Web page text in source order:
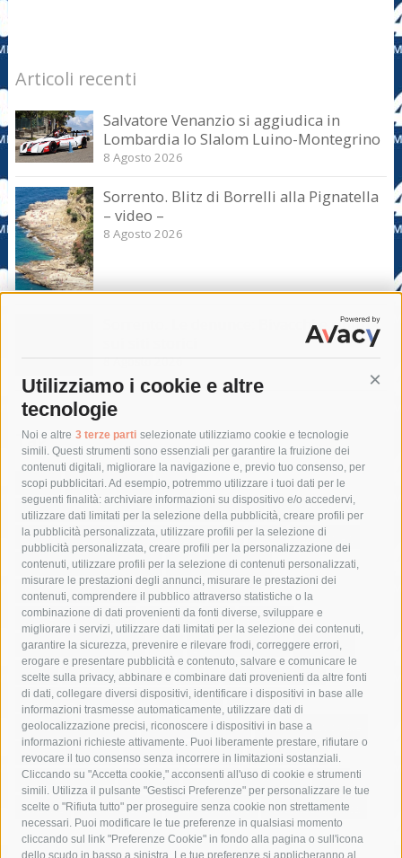
Utilizziamo i cookie e altre
tecnologie
Noi e altre 3 terze parti selezionate utilizziamo cookie e tecnologie
simili. Questi strumenti sono essenziali per garantire la fruizione dei
contenuti digitali, migliorare la navigazione e, previo tuo consenso, per
scopi pubblicitari. Ad esempio, potremmo utilizzare i tuoi dati per le
seguenti finalità: archiviare informazioni su dispositivo e/o accedervi,
utilizzare dati limitati per la selezione della pubblicità, creare profili per
la pubblicità personalizzata, utilizzare profili per la selezione di
pubblicità personalizzata, creare profili per la personalizzazione dei
contenuti, utilizzare profili per la selezione di contenuti personalizzati,
misurare le prestazioni degli annunci, misurare le prestazioni dei
contenuti, comprendere il pubblico attraverso statistiche o la
combinazione di dati provenienti da fonti diverse, sviluppare e
migliorare i servizi, utilizzare dati limitati per la selezione dei contenuti,
garantire la sicurezza, prevenire e rilevare frodi, correggere errori,
erogare e presentare pubblicità e contenuto, salvare e comunicare le
scelte sulla privacy, abbinare e combinare dati provenienti da altre fonti
di dati, collegare diversi dispositivi, identificare i dispositivi in base alle
informazioni trasmesse automaticamente, utilizzare dati di
geolocalizzazione precisi, riconoscere i dispositivi in base a
informazioni richieste attivamente. Puoi liberamente prestare, rifiutare o
revocare il tuo consenso senza incorrere in limitazioni sostanziali.
Cliccando su "Accetta cookie," acconsenti all'uso di cookie e strumenti
simili. Utilizza il pulsante "Gestisci Preferenze" per personalizzare le tue
scelte o "Rifiuta tutto" per proseguire senza cookie non strettamente
necessari. Puoi modificare le tue preferenze in qualsiasi momento
cliccando sul link "Preferenze Cookie" in fondo alla pagina o sull'icona
dello scudo in basso a sinistra. Le tue preferenze si applicheranno al
Articoli recenti
Salvatore Venanzio si aggiudica in
Lombardia lo Slalom Luino-Montegrino
8 Agosto 2026
Sorrento. Blitz di Borrelli alla Pignatella
– video –
8 Agosto 2026
Sorrento. Le denunce: Bivacchi e rifiuti
8 Agosto 2026
Tag
acqua allerta meteo
anas
area marina protetta di punta campanella
arresto
Asl Napoli 3 sud
capitaneria di porto capri
carabinieri
castellammare di stabia
circumvesuviana
comune di sorrento
concerto
contagi
costiera amalfitana
covid-19 eav
elezioni
fondazione sorrento
gori guardia costiera
incidente
lavori
lorenzo balducelli mare
massa lubrense
massimo coppola
Meta napoli
ordinanza
penisola sorrentina
piano di sorrento
polizia municipale
protezione civile
Regione Campania
sant'agnello
sindaco cuomo
sorrento studenti temporali
treni
turismo
Vico Equense villa fiorentino vincenzo de luca